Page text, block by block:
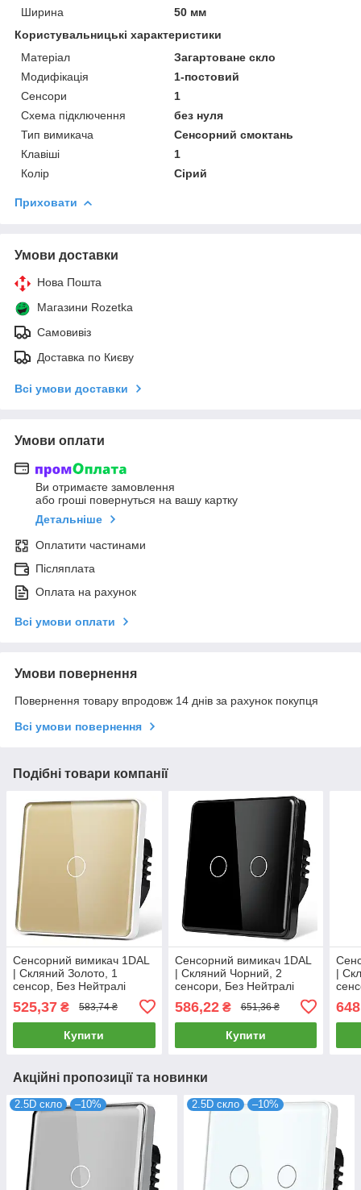
Ширина
50 мм
Користувальницькі характеристики
Матеріал
Загартоване скло
Модифікація
1-постовий
Сенсори
1
Схема підключення
без нуля
Тип вимикача
Сенсорний смоктань
Клавіші
1
Колір
Сірий
Приховати
Умови доставки
Нова Пошта
Магазини Rozetka
Самовивіз
Доставка по Києву
Всі умови доставки
Умови оплати
Ви отримаєте замовлення
або гроші повернуться на вашу картку
Детальніше
Оплатити частинами
Післяплата
Оплата на рахунок
Всі умови оплати
Умови повернення
Повернення товару впродовж 14 днів за рахунок покупця
Всі умови повернення
Подібні товари компанії
Сенсорний вимикач 1DAL
| Скляний Золото, 1
сенсор, Без Нейтралі
525,37 ₴ 583,74 ₴
Купити
Сенсорний вимикач 1DAL
| Скляний Чорний, 2
сенсори, Без Нейтралі
586,22₴ 651,36 ₴
Купити
|
Акційні пропозиції та новинки
2.5D скло –10% 2.5D скло –10%